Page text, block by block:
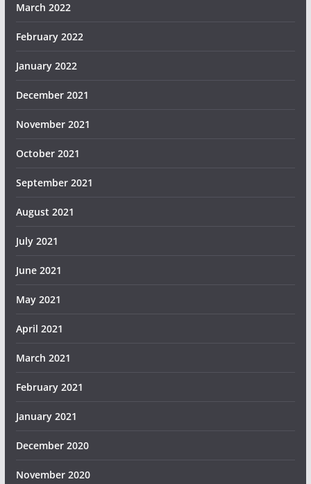
March 2022
February 2022
January 2022
December 2021
November 2021
October 2021
September 2021
August 2021
July 2021
June 2021
May 2021
April 2021
March 2021
February 2021
January 2021
December 2020
November 2020